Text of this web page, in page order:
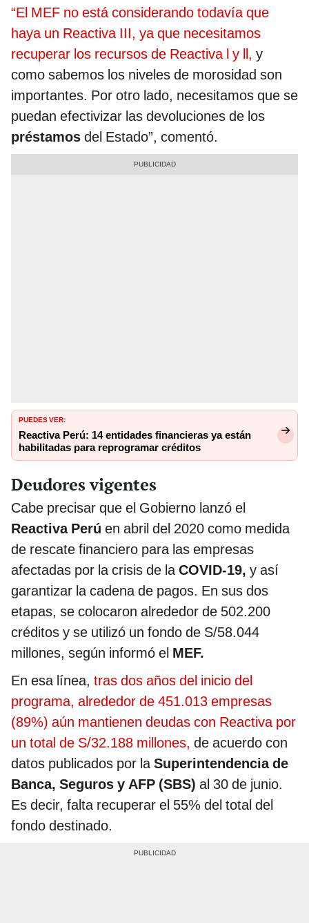
“El MEF no está considerando todavía que
haya un Reactiva III, ya que necesitamos
recuperar los recursos de Reactiva l y ll, y
como sabemos los niveles de morosidad son
importantes. Por otro lado, necesitamos que se
puedan efectivizar las devoluciones de los
préstamos del Estado”, comentó.
PUEDES VER:
Reactiva Perú: 14 entidades financieras ya están
habilitadas para reprogramar créditos
Deudores vigentes
Cabe precisar que el Gobierno lanzó el
Reactiva Perú en abril del 2020 como medida
de rescate financiero para las empresas
afectadas por la crisis de laCOVID-19, y así
garantizar la cadena de pagos. En sus dos
etapas, se colocaron alrededor de 502.200
créditos y se utilizó un fondo de S/58.044
millones, según informó el MEF.
En esa línea, tras dos años del inicio del
programa, alrededor de 451.013 empresas
(89%) aún mantienen deudas con Reactiva por
un total de S/32.188 millones, de acuerdo con
datos publicados por laSuperintendencia de
Banca, Seguros y AFP (SBS) al 30 de junio.
Es decir, falta recuperar el 55% del total del
fondo destinado.